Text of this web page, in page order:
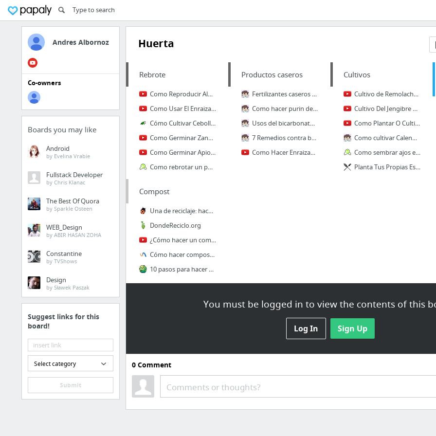
Andres Albornoz
Co-owners
Boards you may like
Android
by Evelina Vrabie
Fullstack Developer
by Chris Klanac
The Best Of Quora
by Sparkle Osteen
WEB_Design
by ABIR HASAN ZOHA
Constantine
by TVShows
Design
by Sławek Paszak
Suggest links for this
board!
Select category
Submit
Huerta
You must be logged in to view the contents of this
Log In Sign Up
Rebrote
Como Reproducir Albahaca Por Esqueje || Facil || La Huertina De Toni - YouTube
Como Usar El Enraizante Casero Para Esquejes || La Huertina De Toni - YouTube
Cómo Cultivar Cebollas En Casa
Como Germinar Zanahoria Sin Semilla || Experimento Organico || La Huertina De Toni - Yo...
Como Germinar Apio Sin Semilla || Experimento Organico || La Huertina De Toni - YouTube
Como rebrotar un puerro en nuestra cocina / EcoInventos.com
Compost
Una de reciclaje: hacer compost en casa | ECOagricultor
DondeReciclo.org
¿Cómo hacer un compost en casa? - INTA - YouTube
Cómo hacer compost en casa - 11 pasos - unComo
10 pasos para hacer compost en tu casa - Conservamos por Naturaleza
Productos caseros
Fertilizantes caseros y ecológicos ~ La Huerta de Ivan
Como hacer purin de ortigas ~ La Huerta de Ivan
Usos del bicarbonato para huerto y jardin ~ La Huerta de Ivan
7 Remedios contra babosas ~ La Huerta de Ivan
Como Hacer Enraizante Natural Con Lentejas || Germinan Siempre! || La Huertina De Toni ...
Cultivos
Cultivo de Remolacha | Cuidados Básicos - YouTube
Cultivo Del Jengibre En Maceta Cuidados Y Riego || La Huertina De Toni - YouTube
Como Plantar O Cultivar Jengibre En Casa Con Exito || La Huertina De Toni - YouTube
Como cultivar Calendula ~ La Huerta de Ivan
Como sembrar ajos en el huerto / EcoInventos.com
Planta Tus Propias Especias III: Romero Y Tomillo | Gastronomía Vegana
0Comment
Comments or thoughts?